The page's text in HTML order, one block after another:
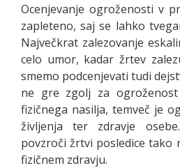
Ocenjevanje ogroženosti v
zapleteno, saj se lahko
Največkrat zalezovanje
celo umor, kadar žrtev
smemo podcenjevati tudi
ne gre zgolj za
fizičnega nasilja, temveč je
življenja ter zdravje
povzroči žrtvi posledice tako
fizičnem zdravju.